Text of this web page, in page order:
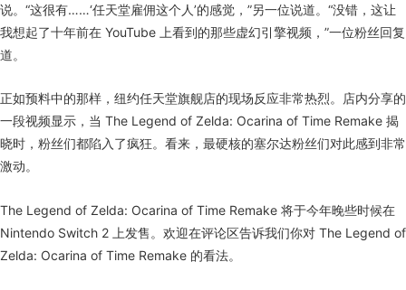
说。“这很有……‘任天堂雇佣这个人’的感觉，”另一位说道。“没错，这让
我想起了十年前在 YouTube 上看到的那些虚幻引擎视频，”一位粉丝回复
道。
正如预料中的那样，纽约任天堂旗舰店的现场反应非常热烈。店内分享的
一段视频显示，当 The Legend of Zelda: Ocarina of Time Remake 揭
晓时，粉丝们都陷入了疯狂。看来，最硬核的塞尔达粉丝们对此感到非常
激动。
The Legend of Zelda: Ocarina of Time Remake 将于今年晚些时候在
Nintendo Switch 2 上发售。欢迎在评论区告诉我们你对 The Legend of
Zelda: Ocarina of Time Remake 的看法。